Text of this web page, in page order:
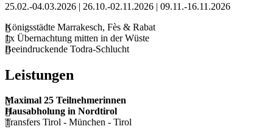
25.02.-04.03.2026 | 26.10.-02.11.2026 | 09.11.-16.11.2026
Königsstädte Marrakesch, Fès & Rabat
1x Übernachtung mitten in der Wüste
Beeindruckende Todra-Schlucht
Leistungen
Maximal 25 Teilnehmerinnen
Hausabholung in Nordtirol
Transfers Tirol - München - Tirol